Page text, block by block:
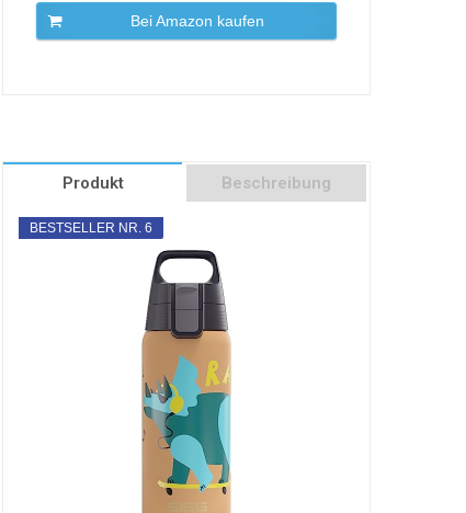
Bei Amazon kaufen
Produkt Beschreibung
BESTSELLER NR. 6